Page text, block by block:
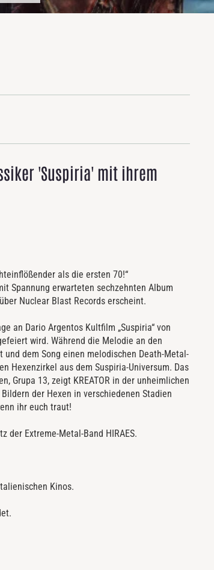
'Suspiria' mit ihrem
als die ersten 70!“
Spannung erwarteten sechzehnten Album
Nuclear Blast Records erscheint.
an Dario Argentos Kultfilm „Suspiria“ von
wird. Während die Melodie an den
dem Song einen melodischen Death-Metal-
Hexenzirkel aus dem Suspiria-Universum. Das
Grupa 13, zeigt KREATOR in der unheimlichen
der Hexen in verschiedenen Stadien
ihr euch traut!
der Extreme-Metal-Band HIRAES.
Kinos.